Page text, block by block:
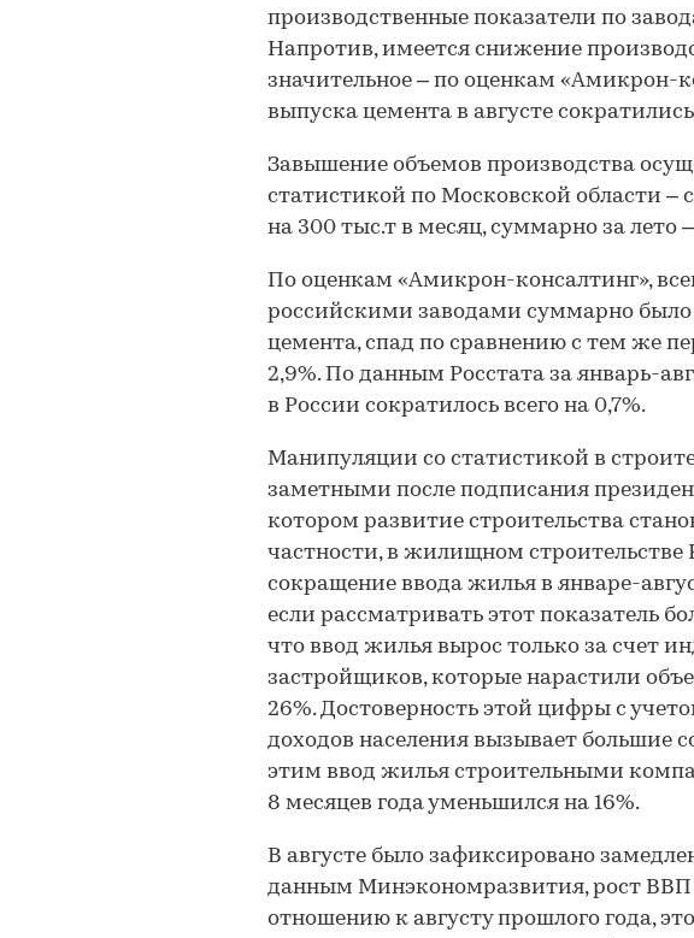
производственные показатели по
Напротив, имеется снижение
значительное – по оценкам «Амикрон-
выпуска цемента в августе
Завышение объемов производства
статистикой по Московской области –
на 300 тыс.т в месяц, суммарно за лето
По оценкам «Амикрон-консалтинг»,
российскими заводами суммарно было
цемента, спад по сравнению с тем же
2,9%. По данным Росстата за январь-
в России сократилось всего на 0,7%.
Манипуляции со статистикой в
заметными после подписания
котором развитие строительства
частности, в жилищном строительстве
сокращение ввода жилья в январе-
если рассматривать этот показатель
что ввод жилья вырос только за счет
застройщиков, которые нарастили
26%. Достоверность этой цифры с
доходов населения вызывает большие
этим ввод жилья строительными
8 месяцев года уменьшился на 16%.
В августе было зафиксировано
данным Минэкономразвития, рост ВВП
отношению к августу прошлого года,